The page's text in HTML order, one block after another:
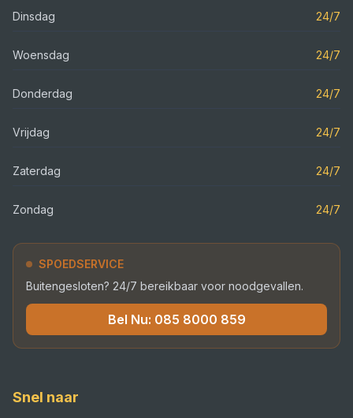
Dinsdag 24/7
Woensdag 24/7
Donderdag 24/7
Vrijdag 24/7
Zaterdag 24/7
Zondag 24/7
SPOEDSERVICE
Buitengesloten? 24/7 bereikbaar voor noodgevallen.
Bel Nu: 085 8000 859
Snel naar